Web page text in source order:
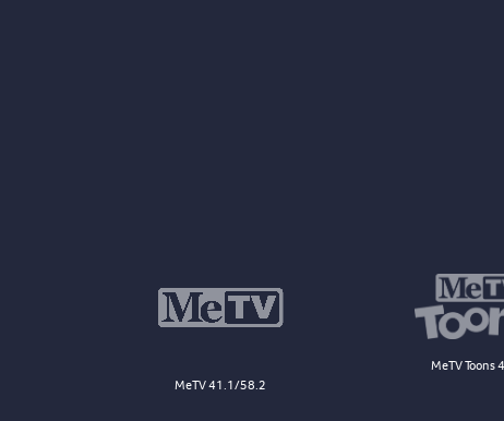
MeTV 41.1/58.2
MeTV Toons